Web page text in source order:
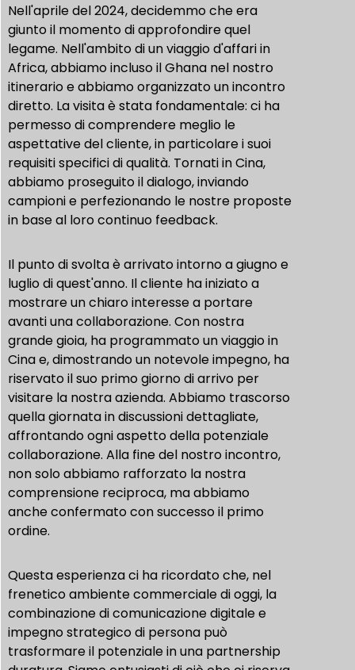
Nell'aprile del 2024, decidemmo che era
giunto il momento di approfondire quel
legame. Nell'ambito di un viaggio d'affari in
Africa, abbiamo incluso il Ghana nel nostro
itinerario e abbiamo organizzato un incontro
diretto. La visita è stata fondamentale: ci ha
permesso di comprendere meglio le
aspettative del cliente, in particolare i suoi
requisiti specifici di qualità. Tornati in Cina,
abbiamo proseguito il dialogo, inviando
campioni e perfezionando le nostre proposte
in base al loro continuo feedback.
Il punto di svolta è arrivato intorno a giugno e
luglio di quest'anno. Il cliente ha iniziato a
mostrare un chiaro interesse a portare
avanti una collaborazione. Con nostra
grande gioia, ha programmato un viaggio in
Cina e, dimostrando un notevole impegno, ha
riservato il suo primo giorno di arrivo per
visitare la nostra azienda. Abbiamo trascorso
quella giornata in discussioni dettagliate,
affrontando ogni aspetto della potenziale
collaborazione. Alla fine del nostro incontro,
non solo abbiamo rafforzato la nostra
comprensione reciproca, ma abbiamo
anche confermato con successo il primo
ordine.
Questa esperienza ci ha ricordato che, nel
frenetico ambiente commerciale di oggi, la
combinazione di comunicazione digitale e
impegno strategico di persona può
trasformare il potenziale in una partnership